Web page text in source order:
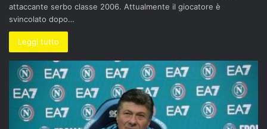
attaccante serbo classe 2006. Attualmente il giocatore è
svincolato dopo…
Leggi tutto